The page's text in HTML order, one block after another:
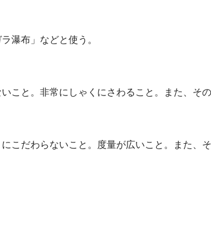
瀑布」などと使う。
こと。非常にしゃくにさわること。また、その
こだわらないこと。度量が広いこと。また、